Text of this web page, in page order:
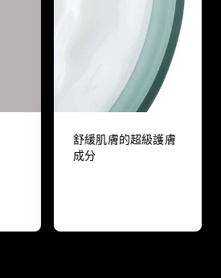
舒緩肌膚的超級護膚
成分